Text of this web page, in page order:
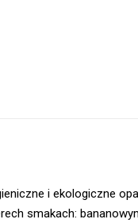
i ekologiczne
smakach: